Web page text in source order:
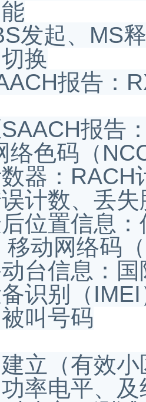
发起、MS
换
报告：
报告
络色码（
器：
计数、丢
位置信息
移动网络码
台信息：
识别（
叫号码
立（有效
率电平、